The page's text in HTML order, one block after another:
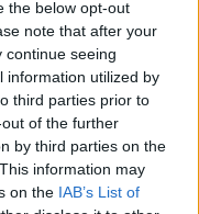
the below opt-out
note that after your
continue seeing
information utilized by
third parties prior to
of the further
by third parties on the
information may
on the IAB’s List of